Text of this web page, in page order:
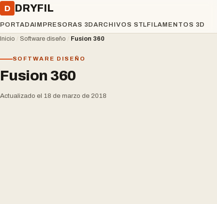
D DRYFIL
PORTADAIMPRESORAS 3DARCHIVOS STLFILAMENTOS 3D
Inicio / Software diseño / Fusion 360
SOFTWARE DISEÑO
Fusion 360
Actualizado el 18 de marzo de 2018